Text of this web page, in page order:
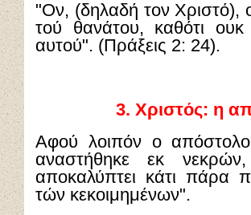
"Ον, (δηλαδή τον Χριστό),
τού θανάτου, καθότι
αυτού". (Πράξεις 2: 24).
3. Χριστός: η
Αφού λοιπόν ο
αναστήθηκε εκ
αποκαλύπτει κάτι πάρα
τών κεκοιμημένων".